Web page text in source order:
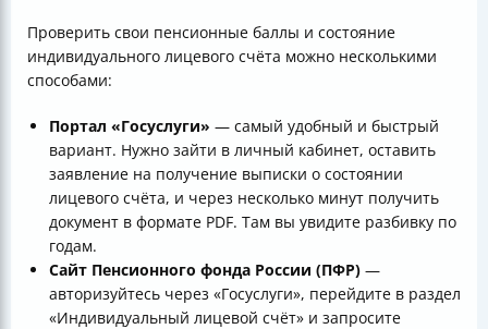
Проверить свои пенсионные баллы и состояние
индивидуального лицевого счёта можно несколькими
способами:
Портал «Госуслуги» — самый удобный и быстрый
вариант. Нужно зайти в личный кабинет, оставить
заявление на получение выписки о состоянии
лицевого счёта, и через несколько минут получить
документ в формате PDF. Там вы увидите разбивку по
годам.
Сайт Пенсионного фонда России (ПФР) —
авторизуйтесь через «Госуслуги», перейдите в раздел
«Индивидуальный лицевой счёт» и запросите